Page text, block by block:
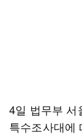
4일 법무부 서
특수조사대에